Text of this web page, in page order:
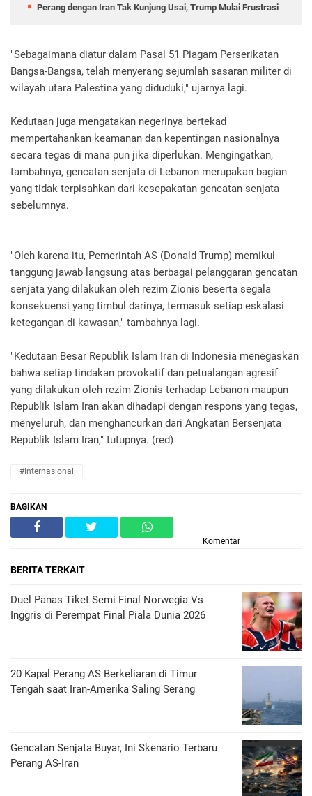
Perang dengan Iran Tak Kunjung Usai, Trump Mulai Frustrasi
"Sebagaimana diatur dalam Pasal 51 Piagam Perserikatan
Bangsa-Bangsa, telah menyerang sejumlah sasaran militer di
wilayah utara Palestina yang diduduki," ujarnya lagi.
Kedutaan juga mengatakan negerinya bertekad
mempertahankan keamanan dan kepentingan nasionalnya
secara tegas di mana pun jika diperlukan. Mengingatkan,
tambahnya, gencatan senjata di Lebanon merupakan bagian
yang tidak terpisahkan dari kesepakatan gencatan senjata
sebelumnya.
"Oleh karena itu, Pemerintah AS (Donald Trump) memikul
tanggung jawab langsung atas berbagai pelanggaran gencatan
senjata yang dilakukan oleh rezim Zionis beserta segala
konsekuensi yang timbul darinya, termasuk setiap eskalasi
ketegangan di kawasan," tambahnya lagi.
"Kedutaan Besar Republik Islam Iran di Indonesia menegaskan
bahwa setiap tindakan provokatif dan petualangan agresif
yang dilakukan oleh rezim Zionis terhadap Lebanon maupun
Republik Islam Iran akan dihadapi dengan respons yang tegas,
menyeluruh, dan menghancurkan dari Angkatan Bersenjata
Republik Islam Iran," tutupnya. (red)
#Internasional
BAGIKAN
Komentar
BERITA TERKAIT
Duel Panas Tiket Semi Final Norwegia Vs
Inggris di Perempat Final Piala Dunia 2026
20 Kapal Perang AS Berkeliaran di Timur
Tengah saat Iran-Amerika Saling Serang
Gencatan Senjata Buyar, Ini Skenario Terbaru
Perang AS-Iran